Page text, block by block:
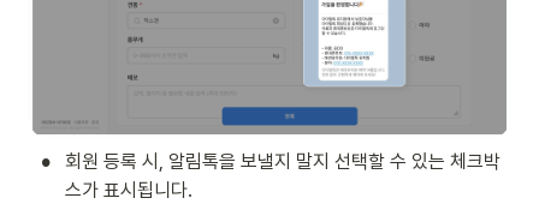
•
회원 등록 시, 알림톡을 보낼지 말지 선택할 수 있는 체크박
스가 표시됩니다.